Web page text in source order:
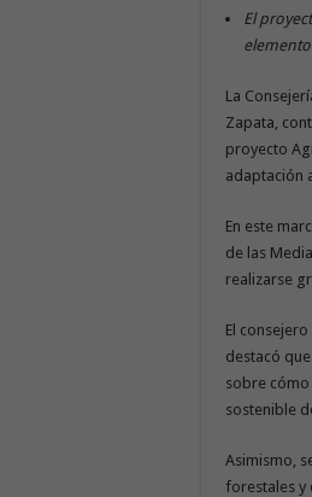
El
La
Zapata,
proyecto
adaptación
En este
de las
realizarse
El
destacó
sobre
sostenible
Asimismo,
forestales y